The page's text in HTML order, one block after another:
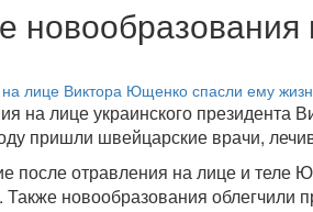
на лице украинского президента
пришли швейцарские врачи,
после отравления на лице и теле
новообразования